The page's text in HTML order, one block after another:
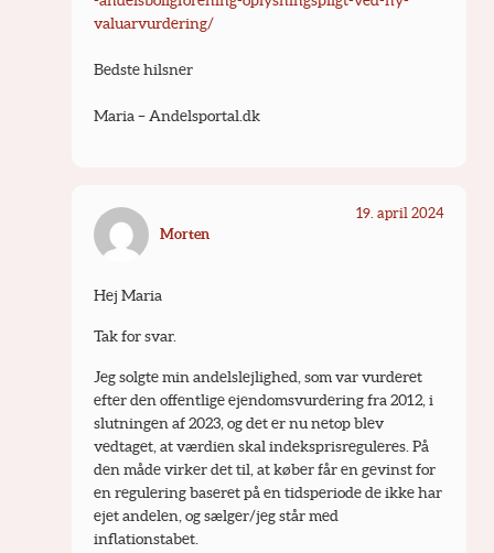
valuarvurdering/
Bedste hilsner
Maria – Andelsportal.dk
Morten
19. april 2024
Hej Maria
Tak for svar.
Jeg solgte min andelslejlighed, som var vurderet
efter den offentlige ejendomsvurdering fra 2012, i
slutningen af 2023, og det er nu netop blev
vedtaget, at værdien skal indeksprisreguleres. På
den måde virker det til, at køber får en gevinst for
en regulering baseret på en tidsperiode de ikke har
ejet andelen, og sælger/jeg står med
inflationstabet.